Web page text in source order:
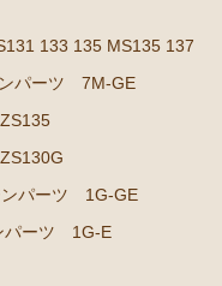
JZS135
JZS130G
133 135 MS135 137
パーツ 7M-GE
ンパーツ 1G-GE
パーツ 1G-E